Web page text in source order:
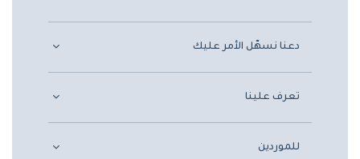
دعنا نسهّل الأمر عليك
تعرف علينا
للموردين